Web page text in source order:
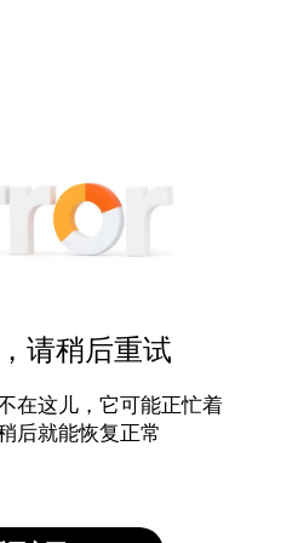
请稍后重试
在这儿，它可能正忙着
后就能恢复正常